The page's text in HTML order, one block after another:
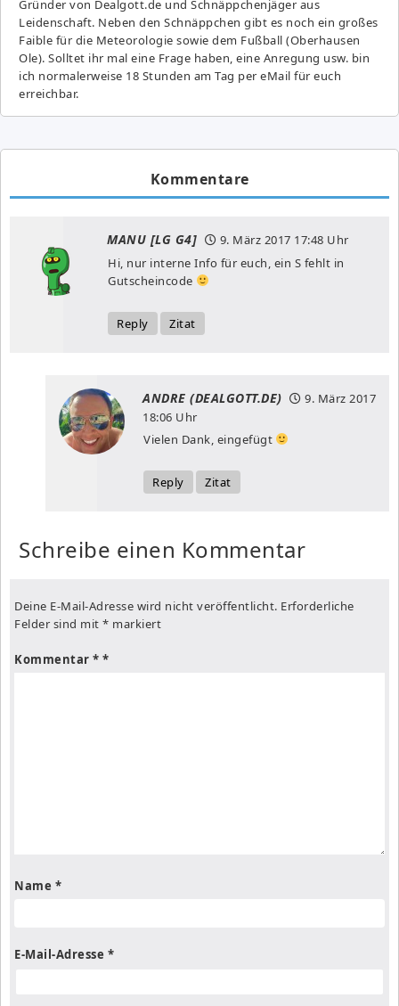
Gründer von Dealgott.de und Schnäppchenjäger aus
Leidenschaft. Neben den Schnäppchen gibt es noch ein großes
Fai­ble für die Meteorologie sowie dem Fußball (Oberhausen
Ole). Solltet ihr mal eine Frage haben, eine Anregung usw. bin
ich normalerweise 18 Stunden am Tag per eMail für euch
erreichbar.
Kommentare
MANU [LG G4] 9. März 2017 17:48 Uhr
Hi, nur interne Info für euch, ein S fehlt in
Gutscheincode
Reply Zitat
ANDRE (DEALGOTT.DE)
9. März 2017
18:06 Uhr
Vielen Dank, eingefügt
Reply Zitat
Schreibe einen Kommentar
Deine E-Mail-Adresse wird nicht veröffentlicht. Erforderliche
Felder sind mit * markiert
Kommentar *
Name *
E-Mail-Adresse *